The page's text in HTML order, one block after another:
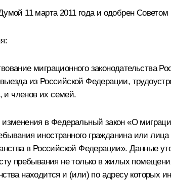
11 марта 2011 года и одобрен
миграционного законодательства
из Российской Федерации,
и членов их семей.
в Федеральный закон «О
иностранного гражданина или
в Российской Федерации». Данные
пребывания не только в жилых
находится и (или) по адресу которых